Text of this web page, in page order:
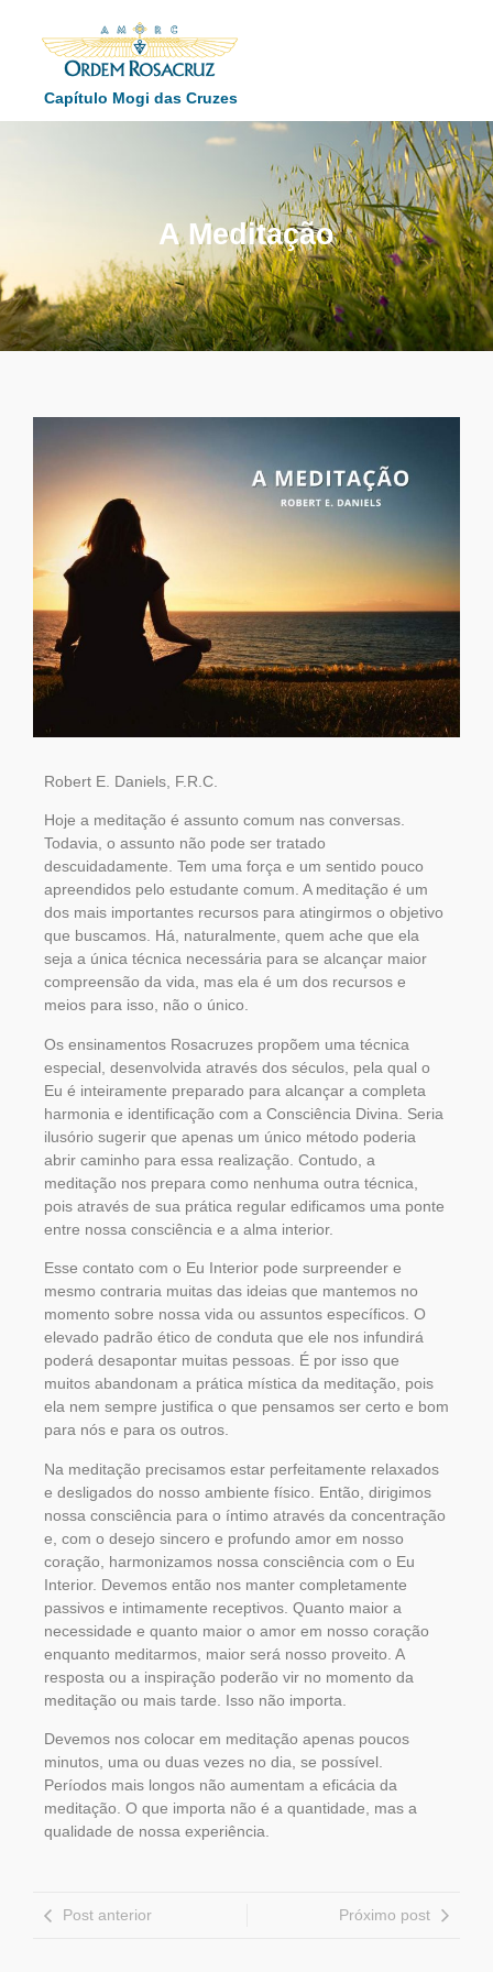
Capítulo Mogi das Cruzes
A Meditação
Robert E. Daniels, F.R.C.
Hoje a meditação é assunto comum nas conversas.
Todavia, o assunto não pode ser tratado
descuidadamente. Tem uma força e um sentido pouco
apreendidos pelo estudante comum. A meditação é um
dos mais importantes recursos para atingirmos o objetivo
que buscamos. Há, naturalmente, quem ache que ela
seja a única técnica necessária para se alcançar maior
compreensão da vida, mas ela é um dos recursos e
meios para isso, não o único.
Os ensinamentos Rosacruzes propõem uma técnica
especial, desenvolvida através dos séculos, pela qual o
Eu é inteiramente preparado para alcançar a completa
harmonia e identificação com a Consciência Divina. Seria
ilusório sugerir que apenas um único método poderia
abrir caminho para essa realização. Contudo, a
meditação nos prepara como nenhuma outra técnica,
pois através de sua prática regular edificamos uma ponte
entre nossa consciência e a alma interior.
Esse contato com o Eu Interior pode surpreender e
mesmo contraria muitas das ideias que mantemos no
momento sobre nossa vida ou assuntos específicos. O
elevado padrão ético de conduta que ele nos infundirá
poderá desapontar muitas pessoas. É por isso que
muitos abandonam a prática mística da meditação, pois
ela nem sempre justifica o que pensamos ser certo e bom
para nós e para os outros.
Na meditação precisamos estar perfeitamente relaxados
e desligados do nosso ambiente físico. Então, dirigimos
nossa consciência para o íntimo através da concentração
e, com o desejo sincero e profundo amor em nosso
coração, harmonizamos nossa consciência com o Eu
Interior. Devemos então nos manter completamente
passivos e intimamente receptivos. Quanto maior a
necessidade e quanto maior o amor em nosso coração
enquanto meditarmos, maior será nosso proveito. A
resposta ou a inspiração poderão vir no momento da
meditação ou mais tarde. Isso não importa.
Devemos nos colocar em meditação apenas poucos
minutos, uma ou duas vezes no dia, se possível.
Períodos mais longos não aumentam a eficácia da
meditação. O que importa não é a quantidade, mas a
qualidade de nossa experiência.
Post anterior Próximo post